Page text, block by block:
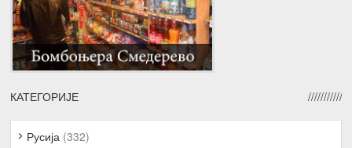
КАТЕГОРИЈЕ
Русија (332)